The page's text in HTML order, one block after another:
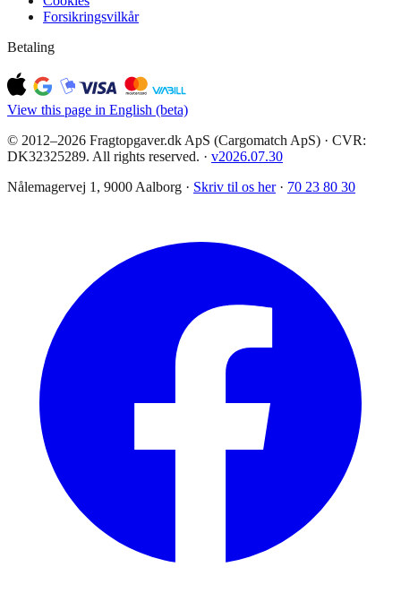
Forsikringsvilkår
Betaling
View this page in English (beta)
© 2012–2026 Fragtopgaver.dk ApS (Cargomatch ApS) · CVR:
DK32325289. All rights reserved. · v2026.07.30
Nålemagervej 1, 9000 Aalborg · Skriv til os her · 70 23 80 30